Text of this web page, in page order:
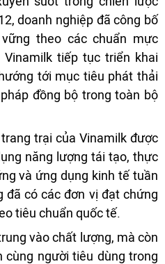
doanh nghiệp đã công bố
theo các chuẩn mực
tiếp tục triển khai
tới mục tiêu phát thải
đồng bộ trong toàn bộ
trại của Vinamilk được
năng lượng tái tạo, thực
và ứng dụng kinh tế tuần
đã có các đơn vị đạt chứng
tiêu chuẩn quốc tế.
vào chất lượng, mà còn
cùng người tiêu dùng trong